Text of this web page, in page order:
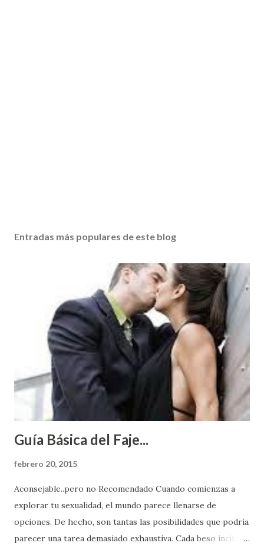
Entradas más populares de este blog
Guía Básica del Faje...
febrero 20, 2015
Aconsejable..pero no Recomendado Cuando comienzas a
explorar tu sexualidad, el mundo parece llenarse de
opciones. De hecho, son tantas las posibilidades que podría
parecer una tarea demasiado exhaustiva. Cada beso incita